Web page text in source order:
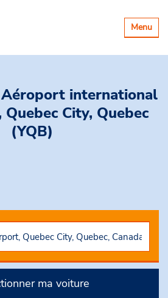
Basculer
la
Menu
international
Quebec City, Quebec
(YQB)
ma voiture